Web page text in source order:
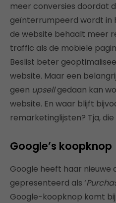
meer conversies doordat
geïnterrumpeerd wordt in
de website behaalt meer
traffic als de mobiele
Beslist beter
website. Maar een
geen upsellgedaan kan
website. En waar blijft
remarketinglijsten? Tja, die
Google’s koopknop
Google heeft haar
gepresenteerd als ‘
Google-koopknop komt